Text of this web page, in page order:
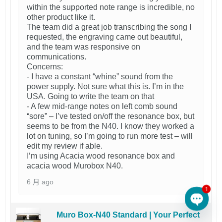
within the supported note range is incredible, no
other product like it.
The team did a great job transcribing the song I
requested, the engraving came out beautiful,
and the team was responsive on
communications.
Concerns:
- I have a constant “whine” sound from the
power supply. Not sure what this is. I’m in the
USA. Going to write the team on that
- A few mid-range notes on left comb sound
“sore” – I’ve tested on/off the resonance box, but
seems to be from the N40. I know they worked a
lot on tuning, so I’m going to run more test – will
edit my review if able.
I’m using Acacia wood resonance box and
acacia wood Murobox N40.
6 月 ago
Muro Box-N40 Standard | Your PerfectOpen
1